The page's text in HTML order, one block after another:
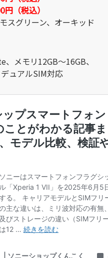
円（税込）
スグリーン、オーキッド
メモリ12GB～16GB、
ュアルSIM対応